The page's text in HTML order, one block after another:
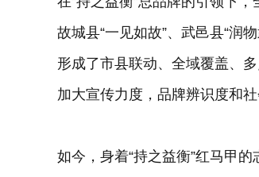
故城县“一见如故”、武邑县“润
形成了市县联动、全域覆盖、
加大宣传力度，品牌辨识度和
如今，身着“持之益衡”红马甲